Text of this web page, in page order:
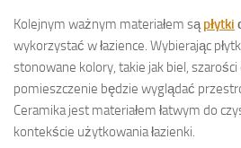
Kolejnym ważnym materiałem sąpłytki
wykorzystać w łazience. Wybierając
stonowane kolory, takie jak biel,
pomieszczenie będzie wyglądać
Ceramika jest materiałem łatwym do
kontekście użytkowania łazienki.